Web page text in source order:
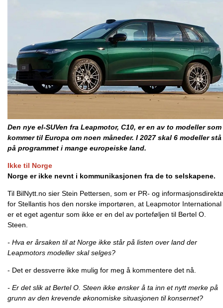
Den nye el-SUVen fra Leapmotor, C10, er en av to modeller som
kommer til Europa om noen måneder. I 2027 skal 6 modeller stå
på programmet i mange europeiske land.
Ikke til Norge
Norge er ikke nevnt i kommunikasjonen fra de to selskapene.
Til BilNytt.no sier Stein Pettersen, som er PR- og
for Stellantis hos den norske importøren, at Leapmotor International
er et eget agentur som ikke er en del av porteføljen til Bertel O.
Steen.
- Hva er årsaken til at Norge ikke står på listen over land der
Leapmotors modeller skal selges?
- Det er dessverre ikke mulig for meg å kommentere det nå.
- Er det slik at Bertel O. Steen ikke ønsker å ta inn et nytt merke på
grunn av den krevende økonomiske situasjonen til konsernet?